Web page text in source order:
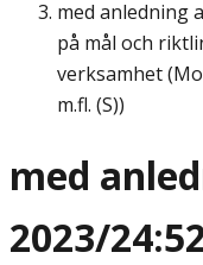
med anledning
på mål och
verksamhet
m.fl. (S))
med
2023/